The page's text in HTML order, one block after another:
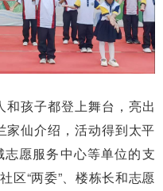
和孩子都登上舞台，亮出
家仙介绍，活动得到太平
愿服务中心等单位的支
区“两委”、楼栋长和志愿